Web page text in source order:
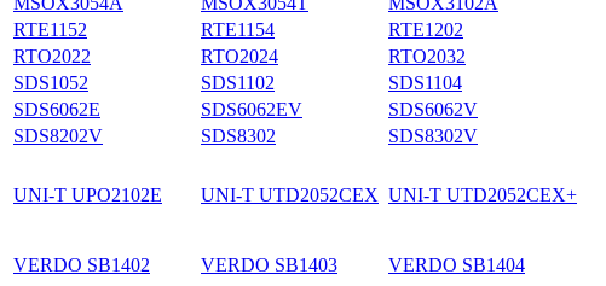
RTE1152 RTE1154
RTE1202
RTO2022 RTO2024
RTO2032
SDS1052 SDS1102
SDS1104
SDS6062E SDS6062EV
SDS6062V
SDS8202V SDS8302 SDS8302V
UNI-T UPO2102E UNI-T UTD2052CEX UNI-T UTD2052CEX+
VERDO SB1402 VERDO SB1403 VERDO SB1404